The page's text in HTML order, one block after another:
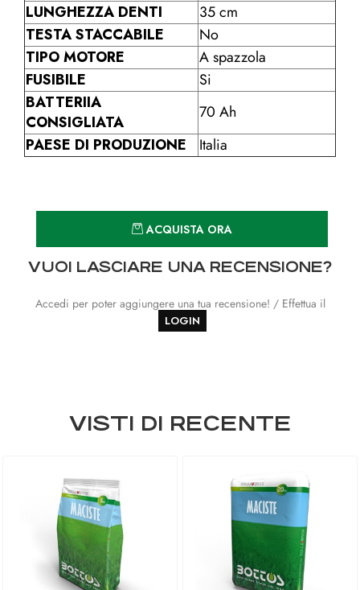
LUNGHEZZA DENTI
35 cm
TESTA STACCABILE
No
TIPO MOTORE
A spazzola
FUSIBILE
Si
BATTERIIA
CONSIGLIATA
70 Ah
PAESE DI PRODUZIONE
Italia
ACQUISTA ORA
VUOI LASCIARE UNA RECENSIONE?
Accedi per poter aggiungere una tua recensione! / Effettua il
LOGIN
VISTI DI RECENTE